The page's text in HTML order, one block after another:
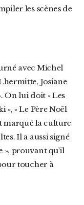
les scènes de
avec Michel
, Josiane
. On lui doit«Les
», «Le Père Noël
marqué la culture
Il a aussi signé
», prouvant qu’il
toucher à